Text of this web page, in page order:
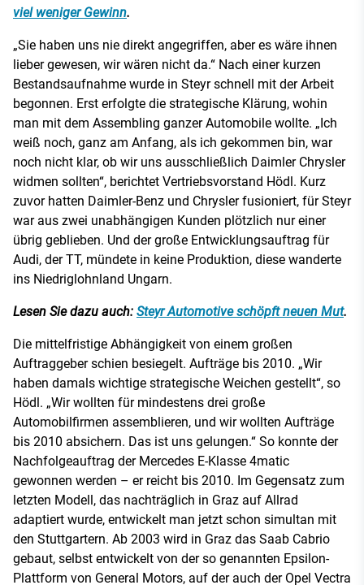
viel weniger Gewinn.
„Sie haben uns nie direkt angegriffen, aber es wäre ihnen
lieber gewesen, wir wären nicht da.“ Nach einer kurzen
Bestandsaufnahme wurde in Steyr schnell mit der Arbeit
begonnen. Erst erfolgte die strategische Klärung, wohin
man mit dem Assembling ganzer Automobile wollte. „Ich
weiß noch, ganz am Anfang, als ich gekommen bin, war
noch nicht klar, ob wir uns ausschließlich Daimler Chrysler
widmen sollten“, berichtet Vertriebsvorstand Hödl. Kurz
zuvor hatten Daimler-Benz und Chrysler fusioniert, für Steyr
war aus zwei unabhängigen Kunden plötzlich nur einer
übrig geblieben. Und der große Entwicklungsauftrag für
Audi, der TT, mündete in keine Produktion, diese wanderte
ins Niedriglohnland Ungarn.
Lesen Sie dazu auch: Steyr Automotive schöpft neuen Mut.
Die mittelfristige Abhängigkeit von einem großen
Auftraggeber schien besiegelt. Aufträge bis 2010. „Wir
haben damals wichtige strategische Weichen gestellt“, so
Hödl. „Wir wollten für mindestens drei große
Automobilfirmen assemblieren, und wir wollten Aufträge
bis 2010 absichern. Das ist uns gelungen.“ So konnte der
Nachfolgeauftrag der Mercedes E-Klasse 4matic
gewonnen werden – er reicht bis 2010. Im Gegensatz zum
letzten Modell, das nachträglich in Graz auf Allrad
adaptiert wurde, entwickelt man jetzt schon simultan mit
den Stuttgartern. Ab 2003 wird in Graz das Saab Cabrio
gebaut, selbst entwickelt von der so genannten Epsilon-
Plattform von General Motors, auf der auch der Opel Vectra